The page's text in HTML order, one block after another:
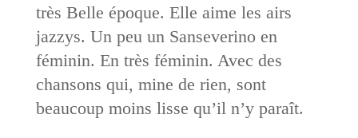
très Belle époque. Elle aime les airs
jazzys. Un peu un Sanseverino en
féminin. En très féminin. Avec des
chansons qui, mine de rien, sont
beaucoup moins lisse qu’il n’y paraît.